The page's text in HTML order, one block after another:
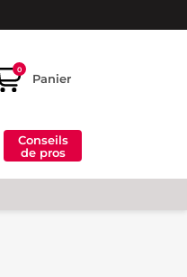
0
Panier
Conseils
de pros